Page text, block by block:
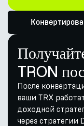
TRON
После
ваши TRX
доходной
через стратегии